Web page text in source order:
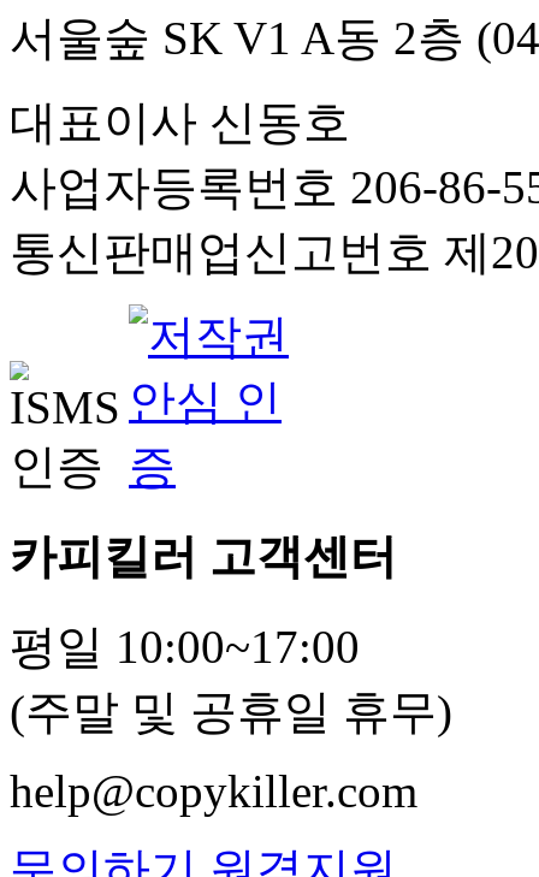
서울숲 SK V1 A동 2층
대표이사 신동호
사업자등록번호 206-86-
통신판매업신고번호 제
카피킬러 고객센터
평일 10:00~17:00
(주말 및 공휴일 휴무)
help@copykiller.com